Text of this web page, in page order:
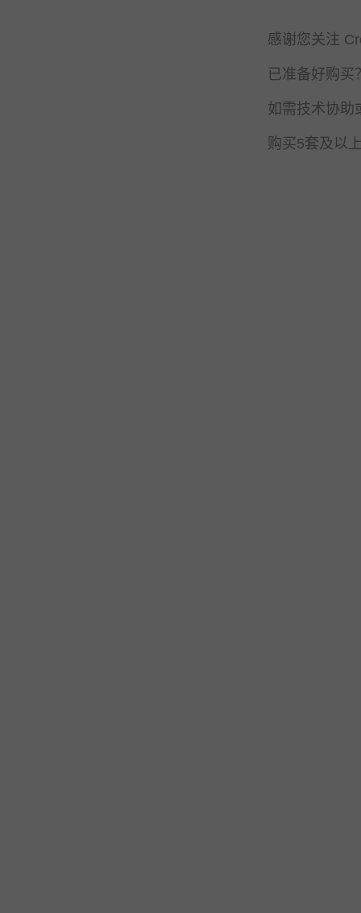
感谢您关注
已准备好购买
如需技术协助
购买5套及以